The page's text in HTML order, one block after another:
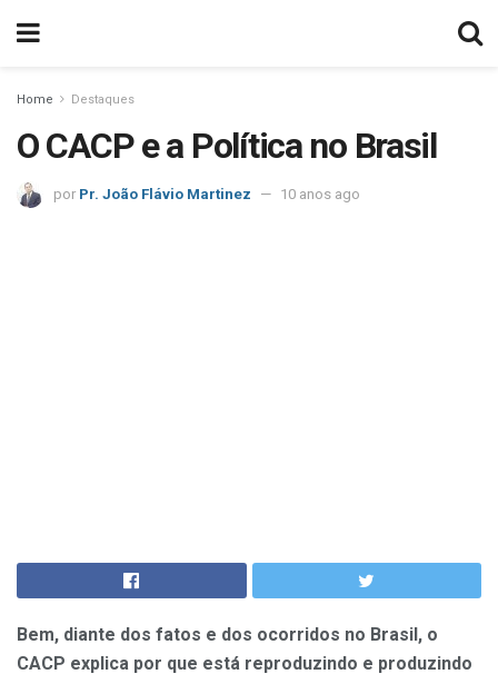
Home Destaques
O CACP e a Política no Brasil
por Pr. João Flávio Martinez 10 anos ago
Bem, diante dos fatos e dos ocorridos no Brasil, o
CACP explica por que está reproduzindo e produzindo